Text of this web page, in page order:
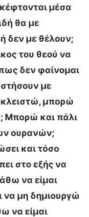
μέσα
θα με
δεν με θέλουν;
του θεού να
δεν φαίνομαι
με
μπορώ
Μπορώ και πάλι
ουρανών;
και τόσο
στο εξής να
να είμαι
να μη δημιουργώ
να είμαι